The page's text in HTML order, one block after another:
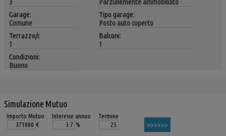
3
Parzialemente ammobiliato
Garage:
Comune
Tipo garage:
Posto auto coperto
Terrazzo/i:
1
Balconi:
1
Condizioni:
Buono
Simulazione Mutuo
Importo Mutuo
€
Interesse annuo
%
Termine